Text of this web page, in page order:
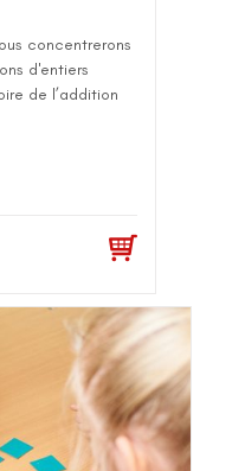
concentrerons
d'entiers
de l’addition